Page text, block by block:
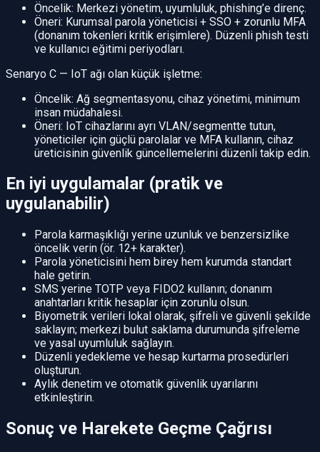
Öncelik: Merkezi yönetim, uyumluluk, phishing’e direnç.
Öneri: Kurumsal parola yöneticisi + SSO + zorunlu MFA
(donanım tokenleri kritik erişimlere). Düzenli phish testi
ve kullanıcı eğitimi periyodları.
Senaryo C — IoT ağı olan küçük işletme:
Öncelik: Ağ segmentasyonu, cihaz yönetimi, minimum
insan müdahalesi.
Öneri: IoT cihazlarını ayrı VLAN/segmentte tutun,
yöneticiler için güçlü parolalar ve MFA kullanın, cihaz
üreticisinin güvenlik güncellemelerini düzenli takip edin.
En iyi uygulamalar (pratik ve
uygulanabilir)
Parola karmaşıklığı yerine uzunluk ve benzersizlike
öncelik verin (ör. 12+ karakter).
Parola yöneticisini hem birey hem kurumda standart
hale getirin.
SMS yerine TOTP veya FIDO2 kullanın; donanım
anahtarları kritik hesaplar için zorunlu olsun.
Biyometrik verileri lokal olarak, şifreli ve güvenli şekilde
saklayın; merkezi bulut saklama durumunda şifreleme
ve yasal uyumluluk sağlayın.
Düzenli yedekleme ve hesap kurtarma prosedürleri
oluşturun.
Aylık denetim ve otomatik güvenlik uyarılarını
etkinleştirin.
Sonuç ve Harekete Geçme Çağrısı